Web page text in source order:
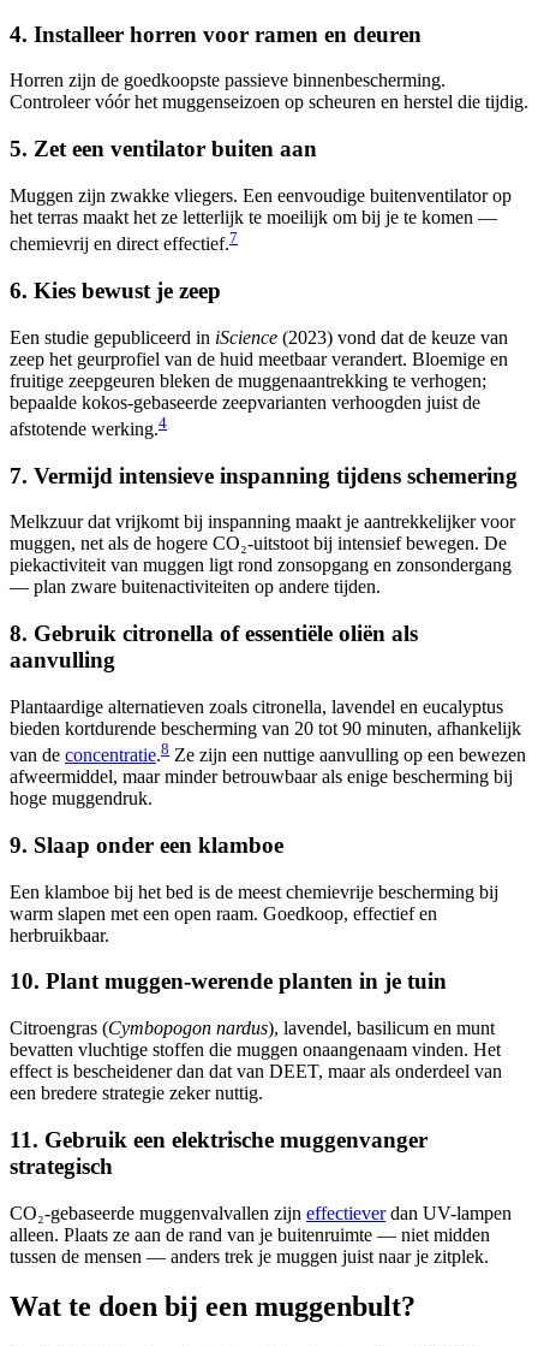
4. Installeer horren voor ramen en deuren
Horren zijn de goedkoopste passieve binnenbescherming.
Controleer vóór het muggenseizoen op scheuren en herstel die tijdig.
5. Zet een ventilator buiten aan
Muggen zijn zwakke vliegers. Een eenvoudige buitenventilator op
het terras maakt het ze letterlijk te moeilijk om bij je te komen —
chemievrij en direct effectief.7
6. Kies bewust je zeep
Een studie gepubliceerd in iScience (2023) vond dat de keuze van
zeep het geurprofiel van de huid meetbaar verandert. Bloemige en
fruitige zeepgeuren bleken de muggenaantrekking te verhogen;
bepaalde kokos-gebaseerde zeepvarianten verhoogden juist de
afstotende werking.4
7. Vermijd intensieve inspanning tijdens schemering
Melkzuur dat vrijkomt bij inspanning maakt je aantrekkelijker voor
muggen, net als de hogere CO₂-uitstoot bij intensief bewegen. De
piekactiviteit van muggen ligt rond zonsopgang en zonsondergang
— plan zware buitenactiviteiten op andere tijden.
8. Gebruik citronella of essentiële oliën als
aanvulling
Plantaardige alternatieven zoals citronella, lavendel en eucalyptus
bieden kortdurende bescherming van 20 tot 90 minuten, afhankelijk
van de concentratie.8 Ze zijn een nuttige aanvulling op een bewezen
afweermiddel, maar minder betrouwbaar als enige bescherming bij
hoge muggendruk.
9. Slaap onder een klamboe
Een klamboe bij het bed is de meest chemievrije bescherming bij
warm slapen met een open raam. Goedkoop, effectief en
herbruikbaar.
10. Plant muggen-werende planten in je tuin
Citroengras (Cymbopogon nardus), lavendel, basilicum en munt
bevatten vluchtige stoffen die muggen onaangenaam vinden. Het
effect is bescheidener dan dat van DEET, maar als onderdeel van
een bredere strategie zeker nuttig.
11. Gebruik een elektrische muggenvanger
strategisch
CO₂-gebaseerde muggenvalvallen zijn effectieverdan UV-lampen
alleen. Plaats ze aan de rand van je buitenruimte — niet midden
tussen de mensen — anders trek je muggen juist naar je zitplek.
Wat te doen bij een muggenbult?